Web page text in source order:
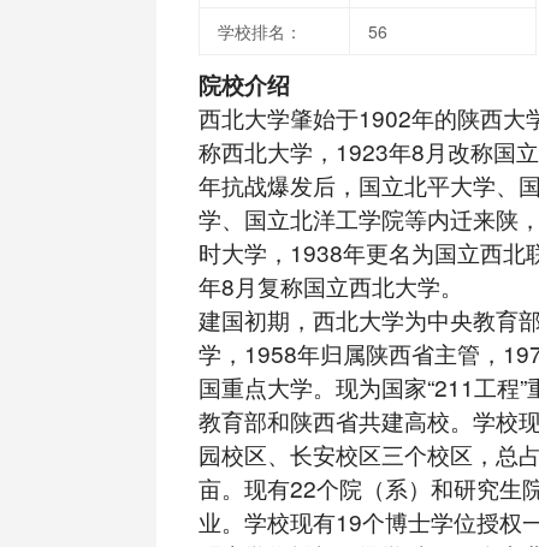
学校排名：
56
院校介绍
西北大学肇始于1902年的陕西大
称西北大学，1923年8月改称国
年抗战爆发后，国立北平大学、
学、国立北洋工学院等内迁来陕
时大学，1938年更名为国立西北
年8月复称国立西北大学。
建国初期，西北大学为中央教育
学，1958年归属陕西省主管，
国重点大学。现为国家“211工程
教育部和陕西省共建高校。学校
园校区、长安校区三个校区，总
亩。现有22个院（系）和研究生
业。学校现有19个博士学位授权